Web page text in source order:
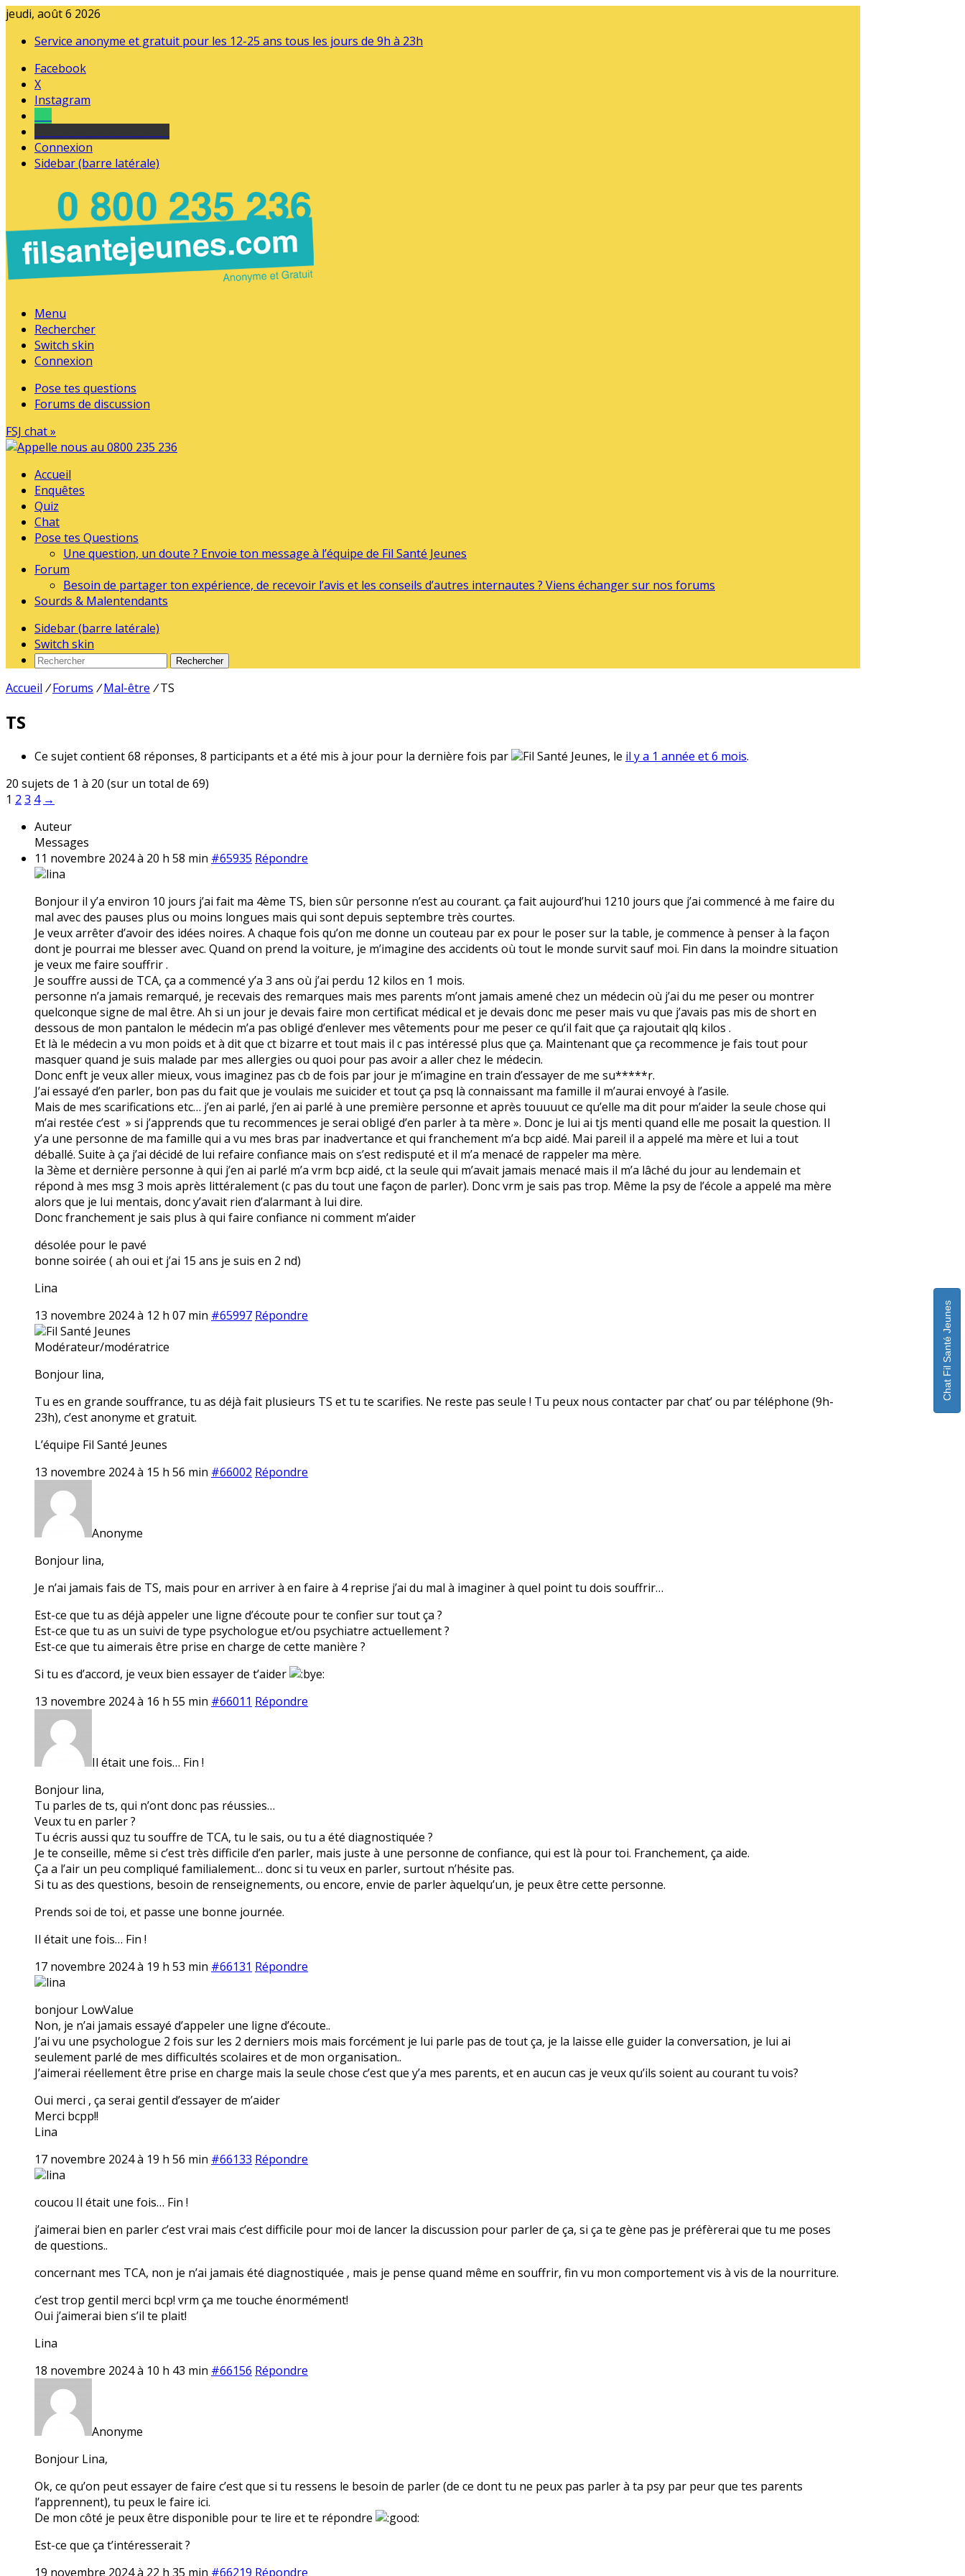
jeudi, août 6 2026
Service anonyme et gratuit pour les 12-25 ans tous les jours de 9h à 23h
Facebook
X
Instagram
Connexion
Sidebar (barre latérale)
Menu
Rechercher
Switch skin
Connexion
Pose tes questions
Forums de discussion
FSJ chat »
Accueil
Enquêtes
Quiz
Chat
Pose tes Questions
Une question, un doute ? Envoie ton message à l’équipe de Fil Santé Jeunes
Forum
Besoin de partager ton expérience, de recevoir l’avis et les conseils d’autres internautes ? Viens échanger sur nos forums
Sourds & Malentendants
Sidebar (barre latérale)
Switch skin
Rechercher
Accueil / Forums / Mal-être / TS
TS
Ce sujet contient 68 réponses, 8 participants et a été mis à jour pour la dernière fois par Fil Santé Jeunes, le il y a 1 année et 6 mois.
20 sujets de 1 à 20 (sur un total de 69)
1 2 3 4 →
Auteur
Messages
11 novembre 2024 à 20 h 58 min #65935 Répondre
lina
Bonjour il y’a environ 10 jours j’ai fait ma 4ème TS, bien sûr personne n’est au courant. ça fait aujourd’hui 1210 jours que j’ai commencé à me faire du
mal avec des pauses plus ou moins longues mais qui sont depuis septembre très courtes.
Je veux arrêter d’avoir des idées noires. A chaque fois qu’on me donne un couteau par ex pour le poser sur la table, je commence à penser à la façon
dont je pourrai me blesser avec. Quand on prend la voiture, je m’imagine des accidents où tout le monde survit sauf moi. Fin dans la moindre situation
je veux me faire souffrir .
Je souffre aussi de TCA, ça a commencé y’a 3 ans où j’ai perdu 12 kilos en 1 mois.
personne n’a jamais remarqué, je recevais des remarques mais mes parents m’ont jamais amené chez un médecin où j’ai du me peser ou montrer
quelconque signe de mal être. Ah si un jour je devais faire mon certificat médical et je devais donc me peser mais vu que j’avais pas mis de short en
dessous de mon pantalon le médecin m’a pas obligé d’enlever mes vêtements pour me peser ce qu’il fait que ça rajoutait qlq kilos .
Et là le médecin a vu mon poids et à dit que ct bizarre et tout mais il c pas intéressé plus que ça. Maintenant que ça recommence je fais tout pour
masquer quand je suis malade par mes allergies ou quoi pour pas avoir a aller chez le médecin.
Donc enft je veux aller mieux, vous imaginez pas cb de fois par jour je m’imagine en train d’essayer de me su*****r.
J’ai essayé d’en parler, bon pas du fait que je voulais me suicider et tout ça psq là connaissant ma famille il m’aurai envoyé à l’asile.
Mais de mes scarifications etc… j’en ai parlé, j’en ai parlé à une première personne et après touuuut ce qu’elle ma dit pour m’aider la seule chose qui
m’ai restée c’est » si j’apprends que tu recommences je serai obligé d’en parler à ta mère ». Donc je lui ai tjs menti quand elle me posait la question. Il
y’a une personne de ma famille qui a vu mes bras par inadvertance et qui franchement m’a bcp aidé. Mai pareil il a appelé ma mère et lui a tout
déballé. Suite à ça j’ai décidé de lui refaire confiance mais on s’est redisputé et il m’a menacé de rappeler ma mère.
la 3ème et dernière personne à qui j’en ai parlé m’a vrm bcp aidé, ct la seule qui m’avait jamais menacé mais il m’a lâché du jour au lendemain et
répond à mes msg 3 mois après littéralement (c pas du tout une façon de parler). Donc vrm je sais pas trop. Même la psy de l’école a appelé ma mère
alors que je lui mentais, donc y’avait rien d’alarmant à lui dire.
Donc franchement je sais plus à qui faire confiance ni comment m’aider
désolée pour le pavé
bonne soirée ( ah oui et j’ai 15 ans je suis en 2 nd)
Lina
13 novembre 2024 à 12 h 07 min #65997 Répondre
Fil Santé Jeunes
Modérateur/modératrice
Bonjour lina,
Tu es en grande souffrance, tu as déjà fait plusieurs TS et tu te scarifies. Ne reste pas seule ! Tu peux nous contacter par chat’ ou par téléphone (9h-
23h), c’est anonyme et gratuit.
L’équipe Fil Santé Jeunes
13 novembre 2024 à 15 h 56 min #66002 Répondre
Anonyme
Bonjour lina,
Je n’ai jamais fais de TS, mais pour en arriver à en faire à 4 reprise j’ai du mal à imaginer à quel point tu dois souffrir…
Est-ce que tu as déjà appeler une ligne d’écoute pour te confier sur tout ça ?
Est-ce que tu as un suivi de type psychologue et/ou psychiatre actuellement ?
Est-ce que tu aimerais être prise en charge de cette manière ?
Si tu es d’accord, je veux bien essayer de t’aider
13 novembre 2024 à 16 h 55 min #66011 Répondre
Il était une fois… Fin !
Bonjour lina,
Tu parles de ts, qui n’ont donc pas réussies…
Veux tu en parler ?
Tu écris aussi quz tu souffre de TCA, tu le sais, ou tu a été diagnostiquée ?
Je te conseille, même si c’est très difficile d’en parler, mais juste à une personne de confiance, qui est là pour toi. Franchement, ça aide.
Ça a l’air un peu compliqué familialement… donc si tu veux en parler, surtout n’hésite pas.
Si tu as des questions, besoin de renseignements, ou encore, envie de parler àquelqu’un, je peux être cette personne.
Prends soi de toi, et passe une bonne journée.
Il était une fois… Fin !
17 novembre 2024 à 19 h 53 min #66131 Répondre
lina
bonjour LowValue
Non, je n’ai jamais essayé d’appeler une ligne d’écoute..
J’ai vu une psychologue 2 fois sur les 2 derniers mois mais forcément je lui parle pas de tout ça, je la laisse elle guider la conversation, je lui ai
seulement parlé de mes difficultés scolaires et de mon organisation..
J’aimerai réellement être prise en charge mais la seule chose c’est que y’a mes parents, et en aucun cas je veux qu’ils soient au courant tu vois?
Oui merci , ça serai gentil d’essayer de m’aider
Merci bcpp!!
Lina
17 novembre 2024 à 19 h 56 min #66133 Répondre
lina
coucou Il était une fois… Fin !
j’aimerai bien en parler c’est vrai mais c’est difficile pour moi de lancer la discussion pour parler de ça, si ça te gène pas je préfèrerai que tu me poses
de questions..
concernant mes TCA, non je n’ai jamais été diagnostiquée , mais je pense quand même en souffrir, fin vu mon comportement vis à vis de la nourriture.
c’est trop gentil merci bcp! vrm ça me touche énormément!
Oui j’aimerai bien s’il te plait!
Lina
18 novembre 2024 à 10 h 43 min #66156 Répondre
Anonyme
Bonjour Lina,
Ok, ce qu’on peut essayer de faire c’est que si tu ressens le besoin de parler (de ce dont tu ne peux pas parler à ta psy par peur que tes parents
l’apprennent), tu peux le faire ici.
De mon côté je peux être disponible pour te lire et te répondre
Est-ce que ça t’intéresserait ?
19 novembre 2024 à 22 h 35 min #66219 Répondre
Chat Fil Santé Jeunes